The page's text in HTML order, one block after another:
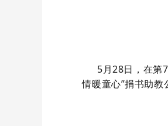
5月28日， 在第
情暖童心”捐书助教